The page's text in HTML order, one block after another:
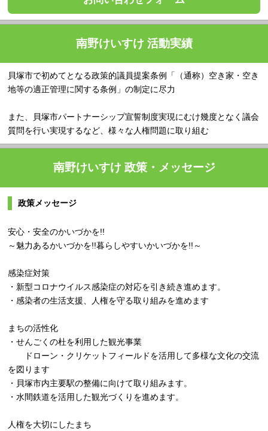
南野けいすけ 活動実績
貝塚市で初めてとなる政策的議員提案条例「（通称）空き家・空き
地等の適正管理に関する条例」の制定に尽力
また、貝塚市パートナーシップ宣誓制度実現にむけ幾度となく議会
質問を行い実現するなど、様々な人権問題に取り組む
南野けいすけ 政策・メッセージ
政策メッセージ
安心・安全のかいづかを!!
～魅力あるかいづかを!!暮らしやすいかいづかを!!～
感染症対策
・新型コロナウイルス感染症の対応を引き続き進めます。
・感染者の生活支援、人権を守る取り組みを進めます
まちの活性化
・せんごくの杜を利用した観光事業
ドローン・クリケットフィールドを活用して多様な文化の交流
を図ります
・貝塚市内主要駅の整備に向けて取り組みます。
・水間鉄道を活用した観光づくりを進めます。
人権を大切にしたまち